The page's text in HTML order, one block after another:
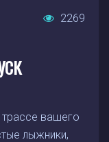
2269
вашего
лыжники,